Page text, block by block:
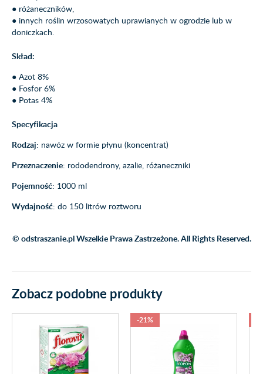
● różaneczników,
● innych roślin wrzosowatych uprawianych w ogrodzie lub w
doniczkach.
Skład:
● Azot 8%
● Fosfor 6%
● Potas 4%
Specyfikacja
Rodzaj: nawóz w formie płynu (koncentrat)
Przeznaczenie: rododendrony, azalie, różaneczniki
Pojemność: 1000 ml
Wydajność: do 150 litrów roztworu
© odstraszanie.pl Wszelkie Prawa Zastrzeżone. All Rights Reserved.
Zobacz podobne produkty
-21%